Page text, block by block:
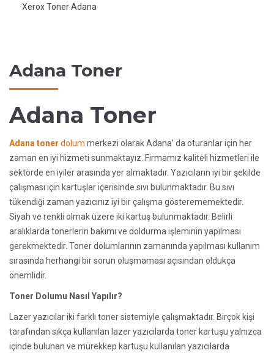
Xerox Toner Adana
Adana Toner
Adana Toner
Adana toner dolum merkezi olarak Adana’ da oturanlar için her
zaman en iyi hizmeti sunmaktayız. Firmamız kaliteli hizmetleri ile
sektörde en iyiler arasında yer almaktadır. Yazıcıların iyi bir şekilde
çalışması için kartuşlar içerisinde sıvı bulunmaktadır. Bu sıvı
tükendiği zaman yazıcınız iyi bir çalışma gösterememektedir.
Siyah ve renkli olmak üzere iki kartuş bulunmaktadır. Belirli
aralıklarda tonerlerin bakımı ve doldurma işleminin yapılması
gerekmektedir. Toner dolumlarının zamanında yapılması kullanım
sırasında herhangi bir sorun oluşmaması açısından oldukça
önemlidir.
Toner Dolumu Nasıl Yapılır?
Lazer yazıcılar iki farklı toner sistemiyle çalışmaktadır. Birçok kişi
tarafından sıkça kullanılan lazer yazıcılarda toner kartuşu yalnızca
içinde bulunan ve mürekkep kartuşu kullanılan yazıcılarda